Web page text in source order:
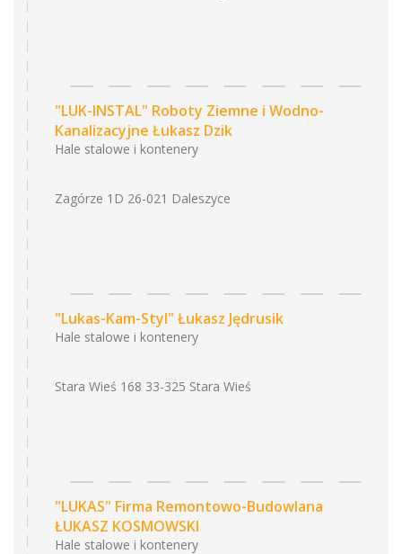
"LUK-INSTAL" Roboty Ziemne i Wodno-
Kanalizacyjne Łukasz Dzik
Hale stalowe i kontenery
Zagórze 1D 26-021 Daleszyce
"Lukas-Kam-Styl" Łukasz Jędrusik
Hale stalowe i kontenery
Stara Wieś 168 33-325 Stara Wieś
"LUKAS" Firma Remontowo-Budowlana
ŁUKASZ KOSMOWSKI
Hale stalowe i kontenery